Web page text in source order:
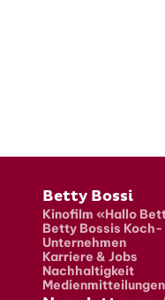
Fusszeile
Betty Bossi
Kinofilm «Hallo
Betty Bossis
Unternehmen
Karriere & Jobs
Nachhaltigkeit
Medienmitteilungen